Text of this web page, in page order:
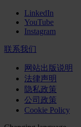
LinkedIn
YouTube
Instagram
联系我们
网站出版说明
法律声明
隐私政策
公司政策
Cookie Policy